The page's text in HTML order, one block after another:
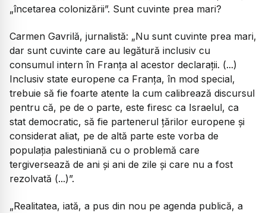
„încetarea colonizării”. Sunt cuvinte prea mari?
Carmen Gavrilă, jurnalistă: „Nu sunt cuvinte prea mari,
dar sunt cuvinte care au legătură inclusiv cu
consumul intern în Franța al acestor declarații. (...)
Inclusiv state europene ca Franța, în mod special,
trebuie să fie foarte atente la cum calibrează discursul
pentru că, pe de o parte, este firesc ca Israelul, ca
stat democratic, să fie partenerul țărilor europene și
considerat aliat, pe de altă parte este vorba de
populația palestiniană cu o problemă care
tergiversează de ani și ani de zile și care nu a fost
rezolvată (...)”.
„Realitatea, iată, a pus din nou pe agenda publică, a